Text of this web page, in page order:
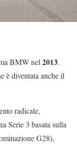
BMW nel2013.
è diventata anche il
radicale,
Serie 3 basata sulla
G28),